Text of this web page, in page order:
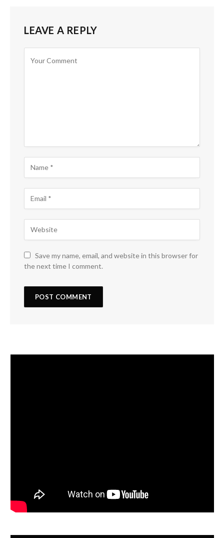
LEAVE A REPLY
Save my name, email, and website in this browser for
the next time I comment.